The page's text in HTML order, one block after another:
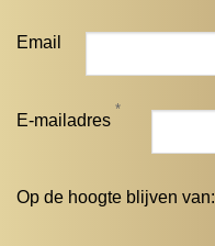
Email
E-mailadres
*
Op de hoogte blijven van: